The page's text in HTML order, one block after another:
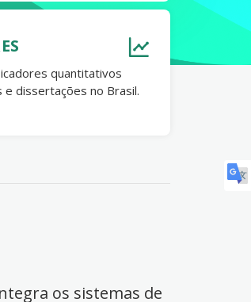
quantitativos
dissertações no Brasil.
os sistemas de